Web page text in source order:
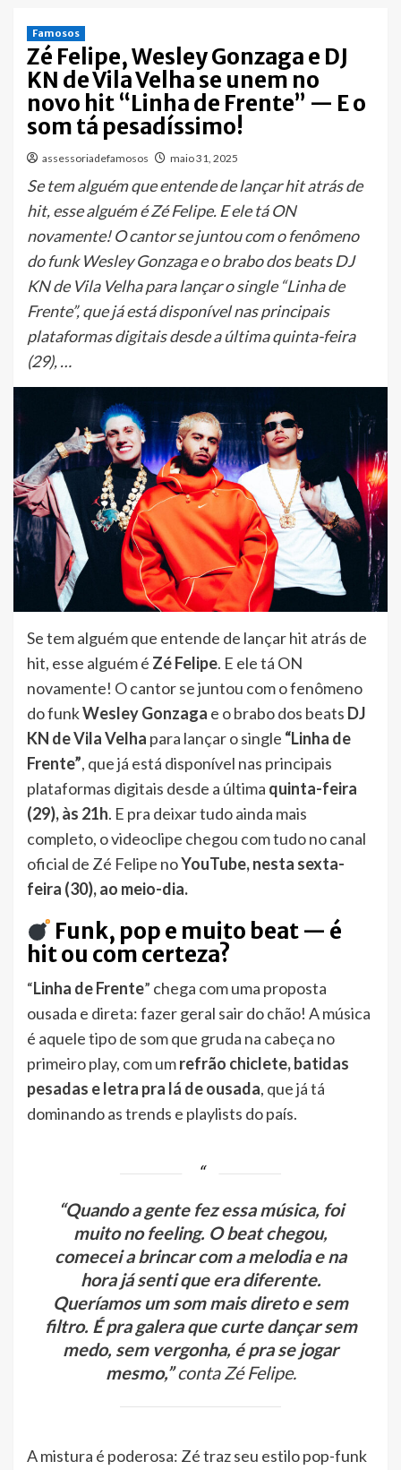
Famosos
Zé Felipe, Wesley Gonzaga e DJ
KN de Vila Velha se unem no
novo hit “Linha de Frente” — E o
som tá pesadíssimo!
assessoriadefamosos maio 31, 2025
Se tem alguém que entende de lançar hit atrás de
hit, esse alguém é Zé Felipe. E ele tá ON
novamente! O cantor se juntou com o fenômeno
do funk Wesley Gonzaga e o brabo dos beats DJ
KN de Vila Velha para lançar o single “Linha de
Frente”, que já está disponível nas principais
plataformas digitais desde a última quinta-feira
(29), …
Se tem alguém que entende de lançar hit atrás de
hit, esse alguém é Zé Felipe. E ele tá ON
novamente! O cantor se juntou com o fenômeno
do funkWesley Gonzaga e o brabo dos beats DJ
KN de Vila Velha para lançar o single “Linha de
Frente”, que já está disponível nas principais
plataformas digitais desde a última quinta-feira
(29), às 21h. E pra deixar tudo ainda mais
completo, o videoclipe chegou com tudo no canal
oficial de Zé Felipe noYouTube, nesta sexta-
feira (30), ao meio-dia.
Funk, pop e muito beat — é
hit ou com certeza?
“Linha de Frente” chega com uma proposta
ousada e direta: fazer geral sair do chão! A música
é aquele tipo de som que gruda na cabeça no
primeiro play, com umrefrão chiclete, batidas
pesadas e letra pra lá de ousada, que já tá
dominando as trends e playlists do país.
“Quando a gente fez essa música, foi
muito no feeling. O beat chegou,
comecei a brincar com a melodia e na
hora já senti que era diferente.
Queríamos um som mais direto e sem
filtro. É pra galera que curte dançar sem
medo, sem vergonha, é pra se jogar
mesmo,”conta Zé Felipe.
A mistura é poderosa: Zé traz seu estilo pop-funk